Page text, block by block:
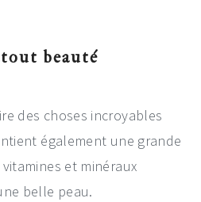
beauté
des choses incroyables
également une grande
et minéraux
belle peau.